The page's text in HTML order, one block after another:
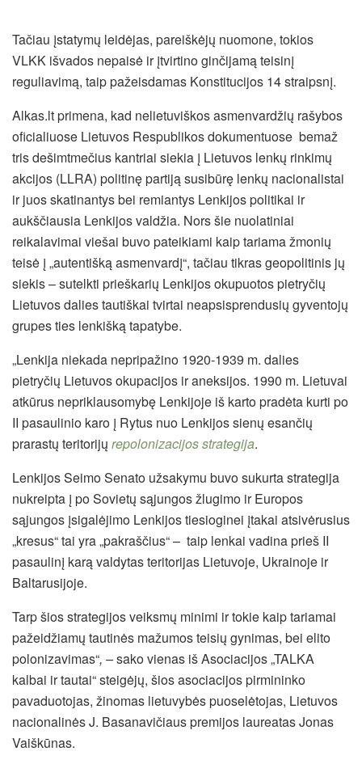
Tačiau įstatymų leidėjas, pareiškėjų nuomone, tokios
VLKK išvados nepaisė ir įtvirtino ginčijamą teisinį
reguliavimą, taip pažeisdamas Konstitucijos 14 straipsnį.
Alkas.lt primena, kad nelietuviškos asmenvardžių rašybos
oficialiuose Lietuvos Respublikos dokumentuose bemaž
tris dešimtmečius kantriai siekia į Lietuvos lenkų rinkimų
akcijos (LLRA) politinę partiją susibūrę lenkų nacionalistai
ir juos skatinantys bei remiantys Lenkijos politikai ir
aukščiausia Lenkijos valdžia. Nors šie nuolatiniai
reikalavimai viešai buvo pateikiami kaip tariama žmonių
teisė į „autentišką asmenvardį“, tačiau tikras geopolitinis jų
siekis – sutelkti prieškarių Lenkijos okupuotos pietryčių
Lietuvos dalies tautiškai tvirtai neapsisprendusių gyventojų
grupes ties lenkišką tapatybe.
„Lenkija niekada nepripažino 1920-1939 m. dalies
pietryčių Lietuvos okupacijos ir aneksijos. 1990 m. Lietuvai
atkūrus nepriklausomybę Lenkijoje iš karto pradėta kurti po
II pasaulinio karo į Rytus nuo Lenkijos sienų esančių
prarastų teritorijų repolonizacijos strategija.
Lenkijos Seimo Senato užsakymu buvo sukurta strategija
nukreipta į po Sovietų sąjungos žlugimo ir Europos
sąjungos įsigalėjimo Lenkijos tiesioginei įtakai atsivėrusius
„kresus“ tai yra „pakraščius“ – taip lenkai vadina prieš II
pasaulinį karą valdytas teritorijas Lietuvoje, Ukrainoje ir
Baltarusijoje.
Tarp šios strategijos veiksmų minimi ir tokie kaip tariamai
pažeidžiamų tautinės mažumos teisių gynimas, bei elito
polonizavimas“, –sako vienas iš Asociacijos „TALKA
kalbai ir tautai“ steigėjų, šios asociacijos pirmininko
pavaduotojas, žinomas lietuvybės puoselėtojas, Lietuvos
nacionalinės J. Basanavičiaus premijos laureatas Jonas
Vaiškūnas.